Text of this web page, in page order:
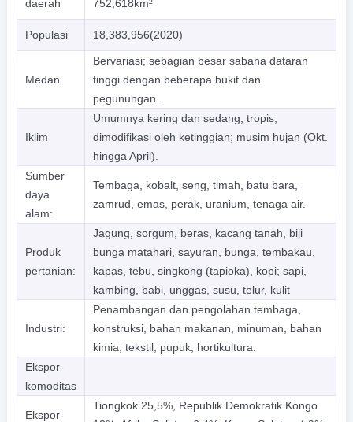
daerah 752,618km²
Populasi 18,383,956(2020)
Medan
Bervariasi; sebagian besar sabana dataran
tinggi dengan beberapa bukit dan
pegunungan.
Iklim
Umumnya kering dan sedang, tropis;
dimodifikasi oleh ketinggian; musim hujan (Okt.
hingga April).
Sumber
daya
alam:
Tembaga, kobalt, seng, timah, batu bara,
zamrud, emas, perak, uranium, tenaga air.
Produk
pertanian:
Jagung, sorgum, beras, kacang tanah, biji
bunga matahari, sayuran, bunga, tembakau,
kapas, tebu, singkong (tapioka), kopi; sapi,
kambing, babi, unggas, susu, telur, kulit
Industri:
Penambangan dan pengolahan tembaga,
konstruksi, bahan makanan, minuman, bahan
kimia, tekstil, pupuk, hortikultura.
Ekspor-
komoditas
Ekspor-
Tiongkok 25,5%, Republik Demokratik Kongo